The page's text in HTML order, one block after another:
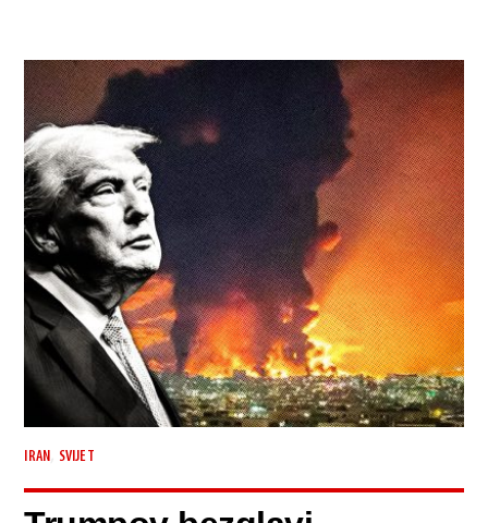
IRAN SVIJET